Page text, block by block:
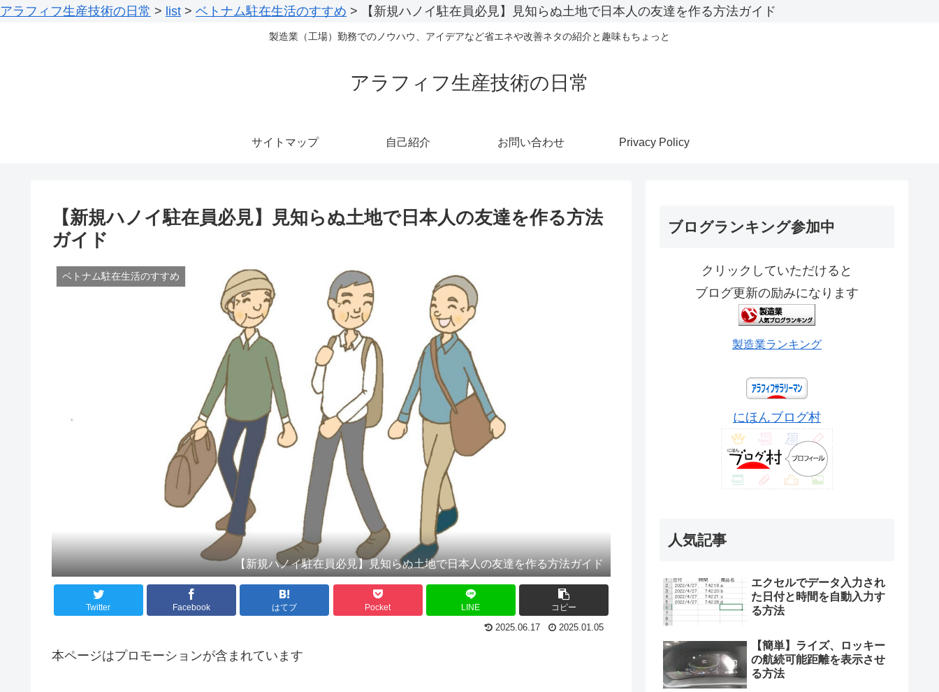
アラフィフ生産技術の日常 > list > ベトナム駐在生活のすすめ > 【新規ハノイ駐在員必見】見知らぬ土地で日本人の友達を作る方法ガイド
製造業（工場）勤務でのノウハウ、アイデアなど省エネや改善ネタの紹介と趣味もちょっと
アラフィフ生産技術の日常
サイトマップ 自己紹介 お問い合わせ Privacy Policy
【新規ハノイ駐在員必見】見知らぬ土地で日本人の友達を作る方法
ガイド
ベトナム駐在生活のすすめ
【新規ハノイ駐在員必見】見知らぬ土地で日本人の友達を作る方法ガイド
Twitter Facebook はてブ Pocket LINE コピー
2025.06.17 2025.01.05
本ページはプロモーションが含まれています
ブログランキング参加中
クリックしていただけると
ブログ更新の励みになります
製造業ランキング
にほんブログ村
人気記事
エクセルでデータ入力され
た日付と時間を自動入力す
る方法
【簡単】ライズ、ロッキー
の航続可能距離を表示させ
る方法